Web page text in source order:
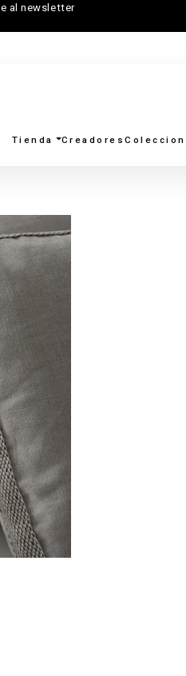
al newsletter
Tienda Creadores